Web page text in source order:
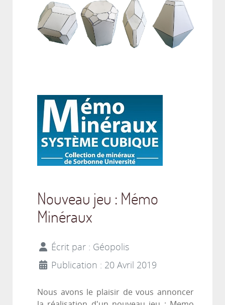
Nouveau jeu : Mémo
Minéraux
Écrit par : Géopolis
Publication : 20 Avril 2019
Nous avons le plaisir de vous annoncer